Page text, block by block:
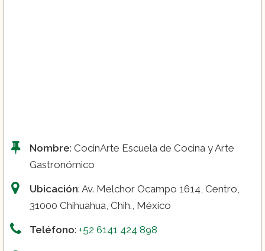
Nombre: CocinArte Escuela de Cocina y Arte
Gastronómico
Ubicación: Av. Melchor Ocampo 1614, Centro,
31000 Chihuahua, Chih., México
Teléfono: +52 6141 424 898